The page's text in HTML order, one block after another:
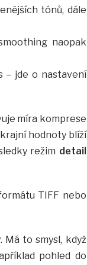
tónů, dále
naopak
– jde o nastavení
míra komprese
hodnoty blíží
režim detail
TIFF nebo
to smysl, když
pohled do